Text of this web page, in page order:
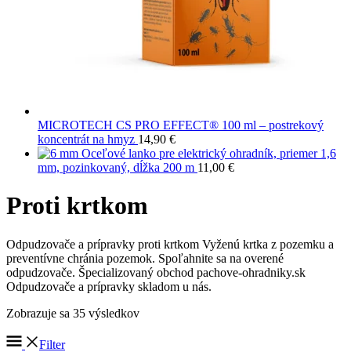
MICROTECH CS PRO EFFECT® 100 ml – postrekový
koncentrát na hmyz 14,90 €
Oceľové lanko pre elektrický ohradník, priemer 1,6
mm, pozinkovaný, dĺžka 200 m 11,00 €
Proti krtkom
Odpudzovače a prípravky proti krtkom Vyženú krtka z pozemku a
preventívne chránia pozemok. Spoľahnite sa na overené
odpudzovače. Špecializovaný obchod pachove-ohradniky.sk
Odpudzovače a prípravky skladom u nás.
Zobrazuje sa 35 výsledkov
Filter